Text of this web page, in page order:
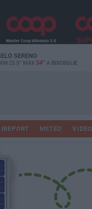
SERENO
25.5° MAX 34° A BISCEGLIE
IREPORT METEO VIDEO